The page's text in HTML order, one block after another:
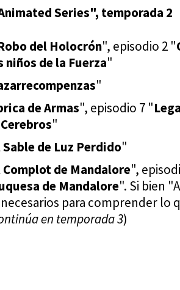
Series", temporada 2
del Holocrón", episodio 2 "
niños de la Fuerza"
"
de Armas", episodio 7 "
"
Sable de Luz Perdido"
Complot de Mandalore",
de Mandalore". Si bien
para comprender lo
en temporada 3)